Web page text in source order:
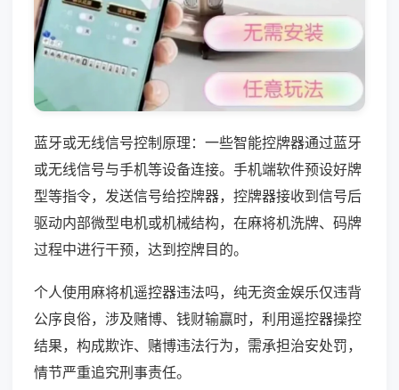
蓝牙或无线信号控制原理：一些智能控牌器通过蓝牙
或无线信号与手机等设备连接。手机端软件预设好牌
型等指令，发送信号给控牌器，控牌器接收到信号后
驱动内部微型电机或机械结构，在麻将机洗牌、码牌
过程中进行干预，达到控牌目的。
个人使用麻将机遥控器违法吗，纯无资金娱乐仅违背
公序良俗，涉及赌博、钱财输赢时，利用遥控器操控
结果，构成欺诈、赌博违法行为，需承担治安处罚，
情节严重追究刑事责任。